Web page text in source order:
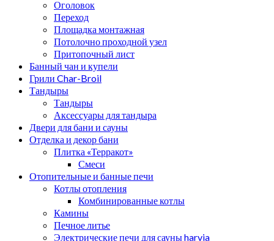
Оголовок
Переход
Площадка монтажная
Потолочно проходной узел
Притопочный лист
Банный чан и купели
Грили Char-Broil
Тандыры
Тандыры
Аксессуары для тандыра
Двери для бани и сауны
Отделка и декор бани
Плитка «Терракот»
Смеси
Отопительные и банные печи
Котлы отопления
Комбинированные котлы
Камины
Печное литье
Электрические печи для сауны harvia